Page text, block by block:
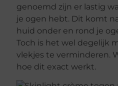
genoemd zijn er lastig
je ogen hebt. Dit komt
huid onder en rond je
Toch is het wel degelijk
vlekjes te verminderen.
hoe dit exact werkt.